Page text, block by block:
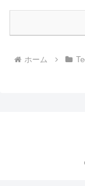
ホーム